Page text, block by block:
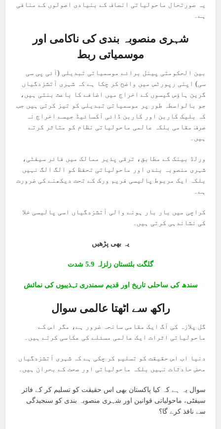
یہ صورتحال ماحولیاتی انصاف کے بنیادی اصولوں کے منافی
ہے۔
شہری منصوبہ بندی کی ناکامی اور
موسمیاتی ربط
بین الحکومتی پینل برائے موسمیاتی تبدیلی (آئی پی سی
سی) اپنی رپورٹس میں واضح کر چکا ہے کہ شہری آتشزدگیاں
گرین ہاؤس گیسوں کے اخراج میں اضافے کا باعث بنتی ہیں،
جو بالواسطہ طور پر موسمیاتی تبدیلی کو تیز کرتی ہیں جب
کہ بلیک کاربن اور کاربن ڈائی آکسائیڈ جیسے اخراج نہ
صرف مقامی بلکہ عالمی ماحولیاتی نظام کو متاثر کرتے
ہیں۔
ورلڈ بینک کے مطابق، ترقی پذیر ممالک میں فائر سیفٹی،
شہری منصوبہ بندی اور ماحولیاتی تحفظ کو الگ الگ نہیں
بلکہ ایک مربوط پالیسی فریم ورک کے تحت دیکھنے کی ضرورت
ہے۔
کراچی میں بار بار ہونے والی آتشزدگیاں اسی پالیسی خلا
کی نشاندہی کرتی ہیں۔
یہ بھی پڑھیں
گلگت بلتستان زلزلہ 5.9 شدت
سندھ کی ساحلی تاریخ اور قدیم سمندری تہذیبوں کی نمائش
راکھ سے اٹھتا عالمی سوال
گل پلازہ کی آگ ایک مقامی سانحہ ضرور ہے، مگر اس کے
ماحولیاتی اثرات ایک عالمی مسئلے کی عکاسی کرتے ہیں۔
دنیا اب اس حقیقت کو تسلیم کر چکی ہے کہ شہری آتشزدگیاں
محض حادثات نہیں بلکہ ماحولیاتی اور صحت کے بحران ہیں۔
سوال یہ ہے کہ کیا پاکستان بھی اس حقیقت کو تسلیم کر کے فائر
سیفٹی، ماحولیاتی قوانین اور شہری منصوبہ بندی کو سنجیدگی
سے نافذ کرے گا؟